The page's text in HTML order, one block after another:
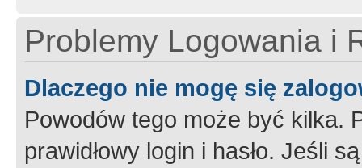
Problemy Logowania i
Dlaczego nie mogę się
Powodów tego może być kilka.
prawidłowy login i hasło. Jeśli